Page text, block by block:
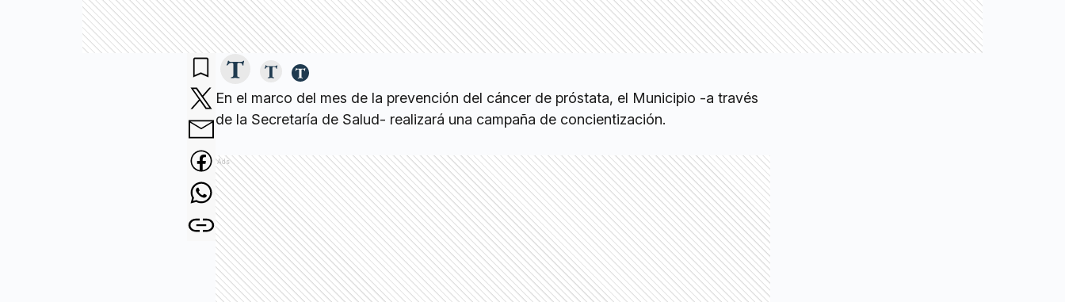
En el marco del mes de la prevención del cáncer de próstata, el Municipio -a través
de la Secretaría de Salud- realizará una campaña de concientización.
Ads